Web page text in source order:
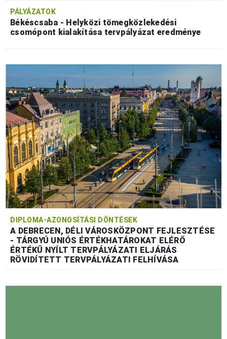
PÁLYÁZATOK
Békéscsaba - Helyközi tömegközlekedési
csomópont kialakítása tervpályázat eredménye
DIPLOMA-AZONOSÍTÁSI DÖNTÉSEK
A DEBRECEN, DÉLI VÁROSKÖZPONT FEJLESZTÉSE
- TÁRGYÚ UNIÓS ÉRTÉKHATÁROKAT ELÉRŐ
ÉRTÉKŰ NYÍLT TERVPÁLYÁZATI ELJÁRÁS
RÖVIDÍTETT TERVPÁLYÁZATI FELHÍVÁSA